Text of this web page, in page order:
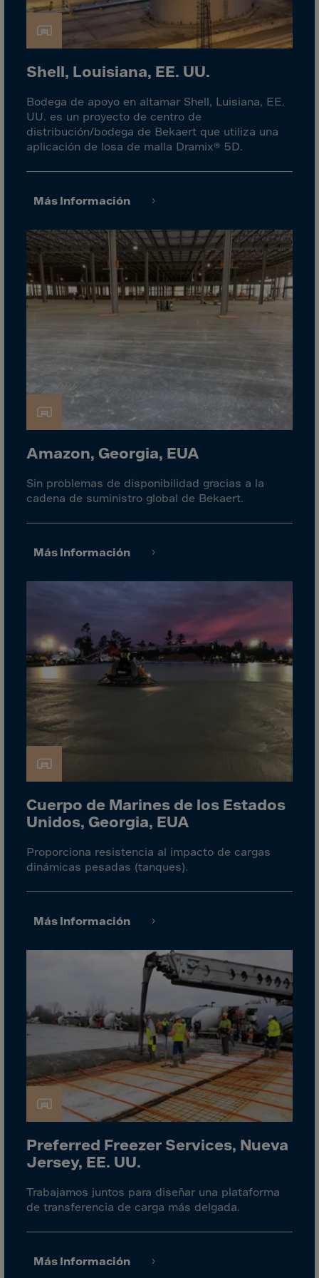
Costa Rica
Croatia
Cuba
Cyprus
Czech Republic
Djibouti
Dominica
Dominican Rep.
Ecuador
Egypt
El Salvador
Equatorial Gui.
Eritrea
Estonia
Ethiopia
Faroe Islands
Fiji
Finland
France
Frenc.Polynesia
Gambia
Georgia
Germany
Ghana
Gibraltar
Greenland
Grenada
Guadeloupe
Guam
Guatemala
Guernsey
Haiti
Heard/McDon.Isl
Helgoland
Honduras
Hong Kong
Hungary
Iceland
India
Indonesia
Iran
Iraq
Ireland
Shell, Louisiana, EE. UU.
Bodega de apoyo en altamar Shell, Luisiana, EE.
UU. es un proyecto de centro de
distribución/bodega de Bekaert que utiliza una
aplicación de losa de malla Dramix® 5D.
Más Información
Amazon, Georgia, EUA
Sin problemas de disponibilidad gracias a la
cadena de suministro global de Bekaert.
Más Información
Cuerpo de Marines de los Estados
Unidos, Georgia, EUA
Proporciona resistencia al impacto de cargas
dinámicas pesadas (tanques).
Más Información
Preferred Freezer Services, Nueva
Jersey, EE. UU.
Trabajamos juntos para diseñar una plataforma
de transferencia de carga más delgada.
Más Información